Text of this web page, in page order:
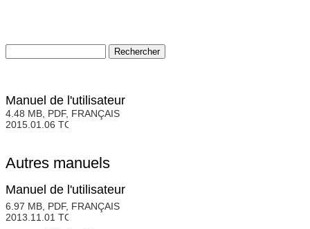
Manuel de l'utilisateur
4.48 MB, PDF, FRANÇAIS
2015.01.06
Autres manuels
Manuel de l'utilisateur
6.97 MB, PDF, FRANÇAIS
2013.11.01